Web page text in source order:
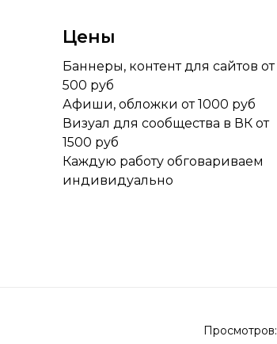
Цены
Баннеры, контент для сайтов от
500 руб
Афиши, обложки от 1000 руб
Визуал для сообщества в ВК от
1500 руб
Каждую работу обговариваем
индивидуально
Просмотров: